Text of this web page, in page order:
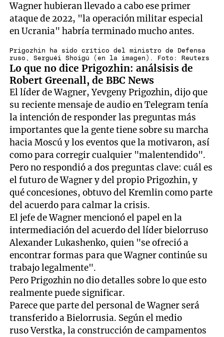
Wagner hubieran llevado a cabo ese primer
ataque de 2022, "la operación militar especial
en Ucrania" habría terminado mucho antes.
Prigozhin ha sido crítico del ministro de Defensa
ruso, Serguéi Shoigú (en la imagen). Foto: Reuters
Lo que no dice Prigozhin: análsisis de
Robert Greenall, de BBC News
El líder de Wagner, Yevgeny Prigozhin, dijo que
su reciente mensaje de audio en Telegram tenía
la intención de responder las preguntas más
importantes que la gente tiene sobre su marcha
hacia Moscú y los eventos que la motivaron, así
como para corregir cualquier "malentendido".
Pero no respondió a dos preguntas clave: cuál es
el futuro de Wagner y del propio Prigozhin, y
qué concesiones, obtuvo del Kremlin como parte
del acuerdo para calmar la crisis.
El jefe de Wagner mencionó el papel en la
intermediación del acuerdo del líder bielorruso
Alexander Lukashenko, quien "se ofreció a
encontrar formas para que Wagner continúe su
trabajo legalmente".
Pero Prigozhin no dio detalles sobre lo que esto
realmente puede significar.
Parece que parte del personal de Wagner será
transferido a Bielorrusia. Según el medio
ruso Verstka, la construcción de campamentos